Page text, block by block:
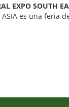
EXPO SOUTH
ASIA es una